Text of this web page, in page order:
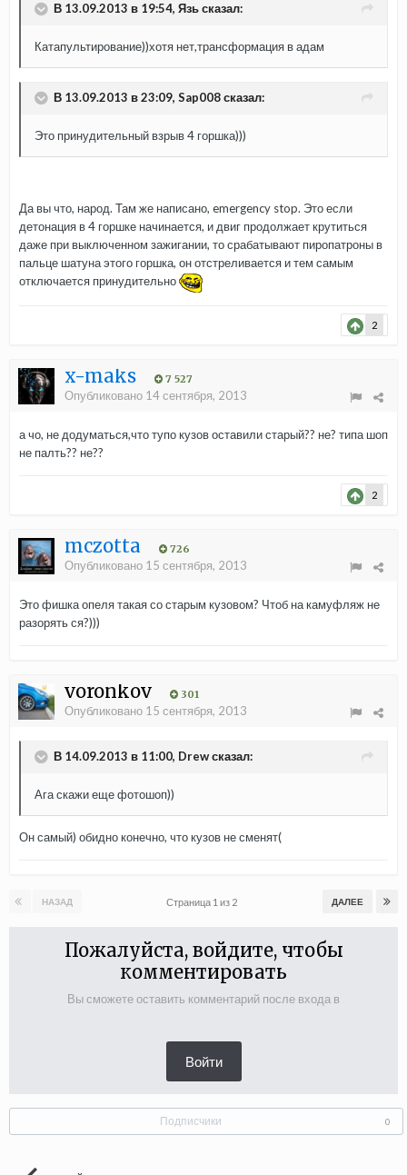
В 13.09.2013 в 19:54, Язь сказал:
Катапультирование))хотя нет,трансформация в адам
В 13.09.2013 в 23:09, Sap008 сказал:
Это принудительный взрыв 4 горшка)))
Да вы что, народ. Там же написано, emergency stop. Это если
детонация в 4 горшке начинается, и двиг продолжает крутиться
даже при выключенном зажигании, то срабатывают пиропатроны в
пальце шатуна этого горшка, он отстреливается и тем самым
отключается принудительно
2
x-maks 7 527
Опубликовано 14 сентября, 2013
а чо, не додуматься,что тупо кузов оставили старый?? не? типа шоп
не палть?? не??
2
mczotta 726
Опубликовано 15 сентября, 2013
Это фишка опеля такая со старым кузовом? Чтоб на камуфляж не
разорять ся?)))
voronkov 301
Опубликовано 15 сентября, 2013
В 14.09.2013 в 11:00, Drew сказал:
Ага скажи еще фотошоп))
Он самый) обидно конечно, что кузов не сменят(
НАЗАД ДАЛЕЕ
Страница 1 из 2
Пожалуйста, войдите, чтобы
комментировать
Вы сможете оставить комментарий после входа в
Войти
Подписчики 0